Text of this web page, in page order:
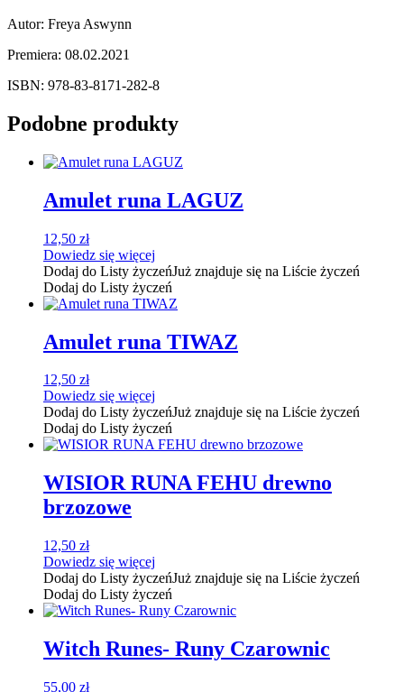
Autor: Freya Aswynn
Premiera: 08.02.2021
ISBN: 978-83-8171-282-8
Podobne produkty
Amulet runa LAGUZ
12,50 zł
Dowiedz się więcej
Dodaj do Listy życzeńJuż znajduje się na Liście życzeń
Dodaj do Listy życzeń
Amulet runa TIWAZ
12,50 zł
Dowiedz się więcej
Dodaj do Listy życzeńJuż znajduje się na Liście życzeń
Dodaj do Listy życzeń
WISIOR RUNA FEHU drewno
brzozowe
12,50 zł
Dowiedz się więcej
Dodaj do Listy życzeńJuż znajduje się na Liście życzeń
Dodaj do Listy życzeń
Witch Runes- Runy Czarownic
55,00 zł